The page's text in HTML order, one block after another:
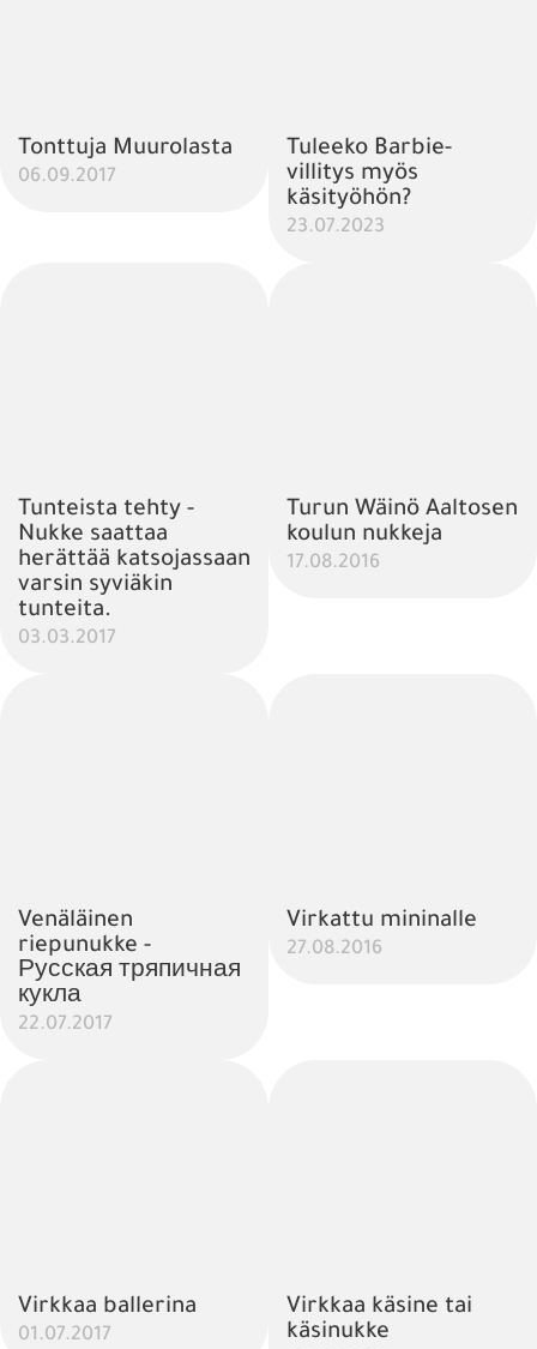
Tonttuja Muurolasta
06.09.2017
Tuleeko Barbie-
villitys myös
käsityöhön?
23.07.2023
Tunteista tehty -
Nukke saattaa
herättää katsojassaan
varsin syviäkin
tunteita.
03.03.2017
Turun Wäinö Aaltosen
koulun nukkeja
17.08.2016
Venäläinen
riepunukke -
Русская тряпичная
кукла
22.07.2017
Virkattu mininalle
27.08.2016
Virkkaa ballerina
01.07.2017
Virkkaa käsine tai
käsinukke